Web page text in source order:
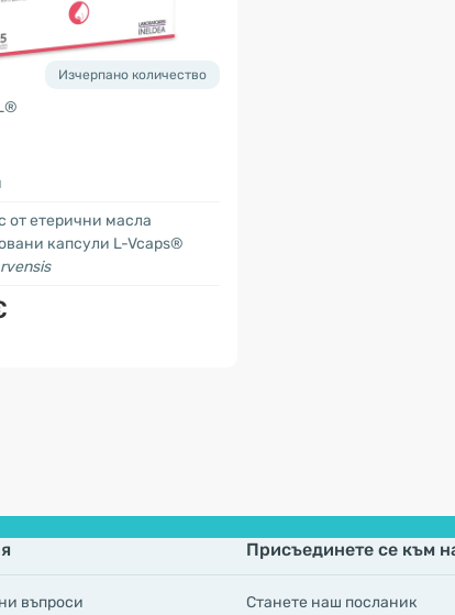
Изчерпано количество
от етерични масла
капсули L-Vcaps®
въпроси
Присъединете се към
Станете наш посланик